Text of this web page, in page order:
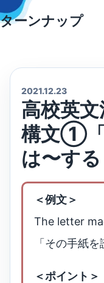
Skip
to
ターンナップ
2021.12.23
高校英
構文①「
は〜する
＜例文＞
The letter
「その手紙
＜ポイント＞